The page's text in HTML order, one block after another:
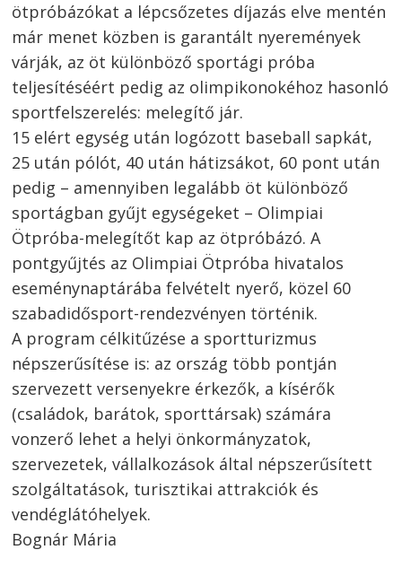
ötpróbázókat a lépcsőzetes díjazás elve mentén
már menet közben is garantált nyeremények
várják, az öt különböző sportági próba
teljesítéséért pedig az olimpikonokéhoz hasonló
sportfelszerelés: melegítő jár.
15 elért egység után logózott baseball sapkát,
25 után pólót, 40 után hátizsákot, 60 pont után
pedig – amennyiben legalább öt különböző
sportágban gyűjt egységeket – Olimpiai
Ötpróba-melegítőt kap az ötpróbázó. A
pontgyűjtés az Olimpiai Ötpróba hivatalos
eseménynaptárába felvételt nyerő, közel 60
szabadidősport-rendezvényen történik.
A program célkitűzése a sportturizmus
népszerűsítése is: az ország több pontján
szervezett versenyekre érkezők, a kísérők
(családok, barátok, sporttársak) számára
vonzerő lehet a helyi önkormányzatok,
szervezetek, vállalkozások által népszerűsített
szolgáltatások, turisztikai attrakciók és
vendéglátóhelyek.
Bognár Mária